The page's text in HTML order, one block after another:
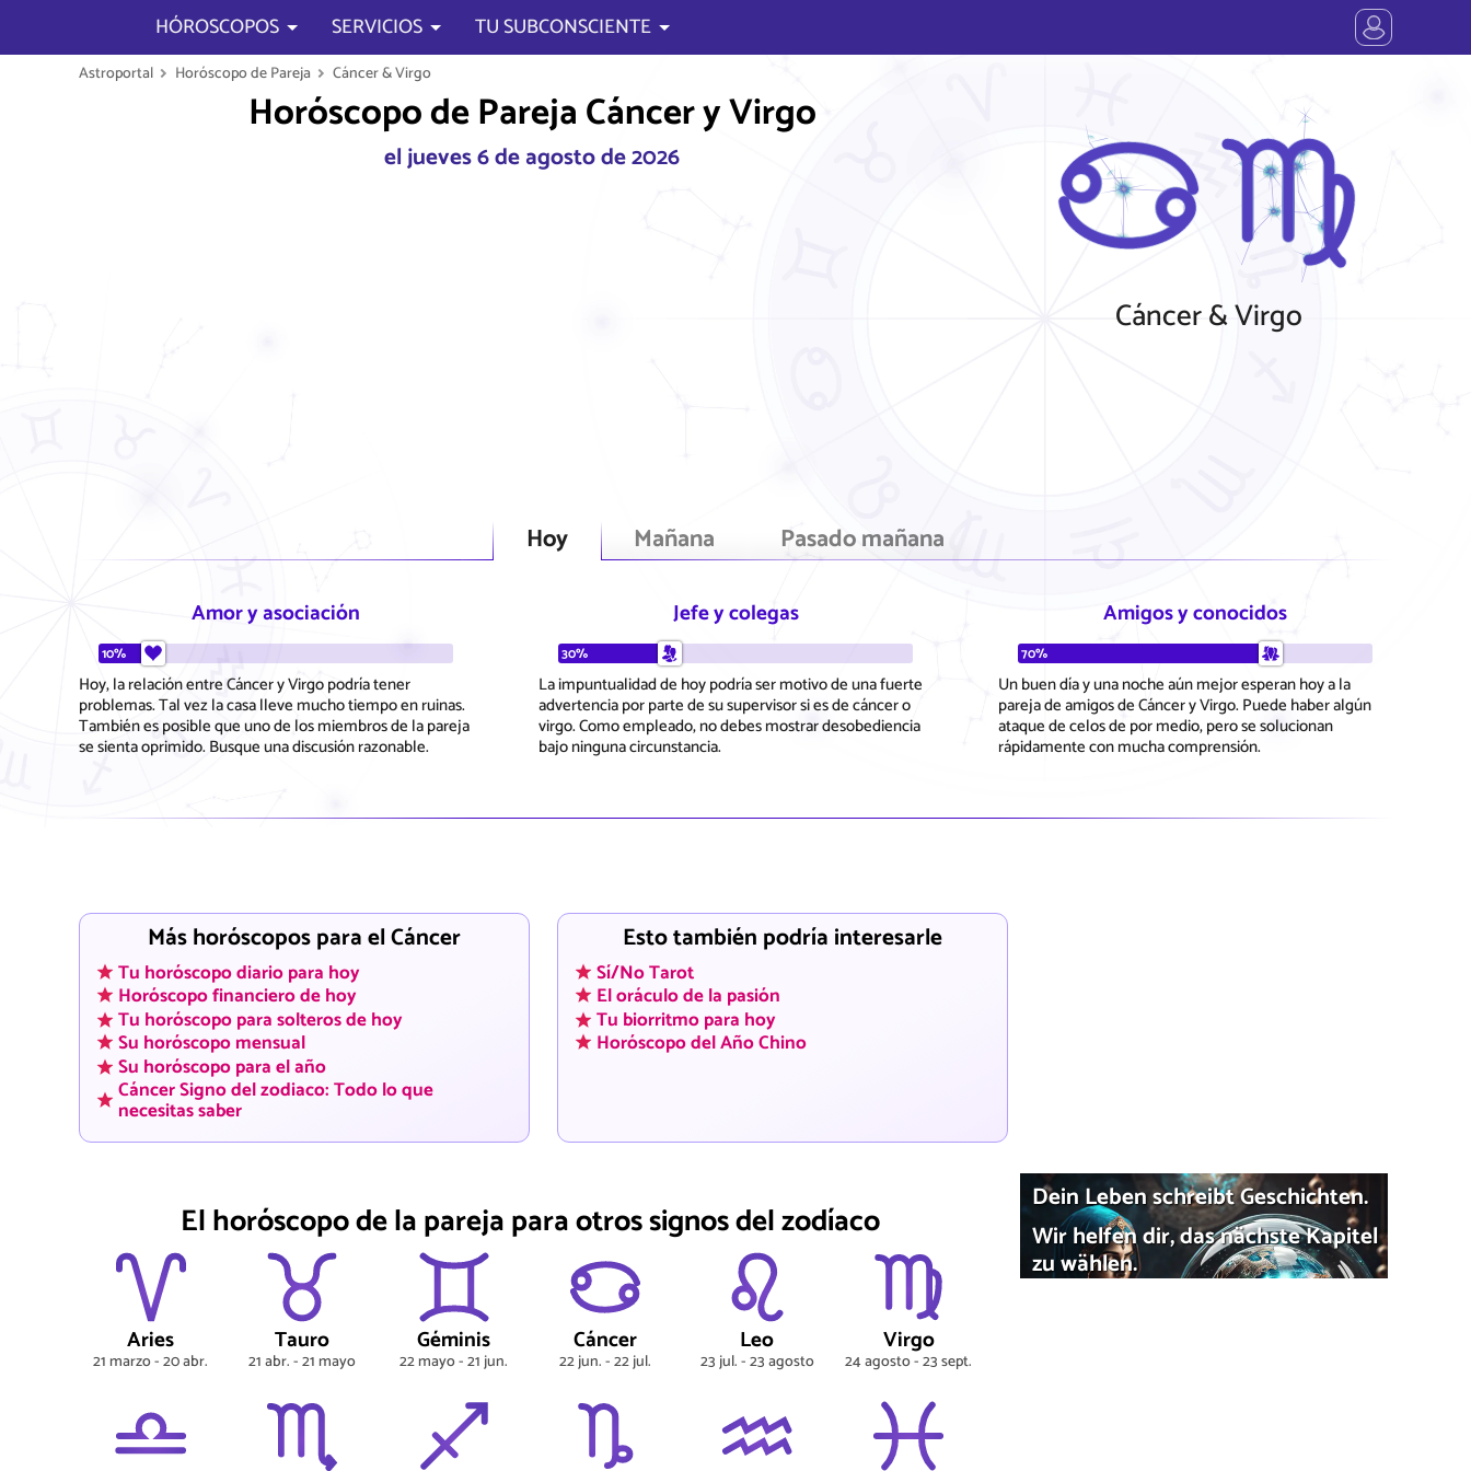
HÓROSCOPOS SERVICIOS TU SUBCONSCIENTE
Astroportal Horóscopo de Pareja Cáncer & Virgo
Horóscopo de Pareja Cáncer y Virgo
el jueves 6 de agosto de 2026
Cáncer & Virgo
Hoy Mañana Pasado mañana
Amor y asociación
10%
Hoy, la relación entre Cáncer y Virgo podría tener
problemas. Tal vez la casa lleve mucho tiempo en ruinas.
También es posible que uno de los miembros de la pareja
se sienta oprimido. Busque una discusión razonable.
Jefe y colegas
30%
La impuntualidad de hoy podría ser motivo de una fuerte
advertencia por parte de su supervisor si es de cáncer o
virgo. Como empleado, no debes mostrar desobediencia
bajo ninguna circunstancia.
Amigos y conocidos
70%
Un buen día y una noche aún mejor esperan hoy a la
pareja de amigos de Cáncer y Virgo. Puede haber algún
ataque de celos de por medio, pero se solucionan
rápidamente con mucha comprensión.
Más horóscopos para el Cáncer
Tu horóscopo diario para hoy
Horóscopo financiero de hoy
Tu horóscopo para solteros de hoy
Su horóscopo mensual
Su horóscopo para el año
Cáncer Signo del zodiaco: Todo lo que
necesitas saber
Esto también podría interesarle
Sí/No Tarot
El oráculo de la pasión
Tu biorritmo para hoy
Horóscopo del Año Chino
El horóscopo de la pareja para otros signos del zodíaco
Aries
21 marzo - 20 abr.
Tauro
21 abr. - 21 mayo
Géminis
22 mayo - 21 jun.
Cáncer
22 jun. - 22 jul.
Leo
23 jul. - 23 agosto
Virgo
24 agosto - 23 sept.
Dein Leben schreibt Geschichten.
Wir helfen dir, das nächste Kapitel
zu wählen.